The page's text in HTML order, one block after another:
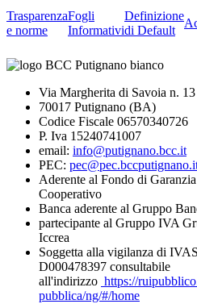
Trasparenza
e norme
Fogli
Informativi
Definizione
di Default
Via Margherita di Savoia n. 13
70017 Putignano (BA)
Codice Fiscale 06570340726
P. Iva 15240741007
email: info@putignano.bcc.it
PEC:
Aderente al Fondo di
Cooperativo
Banca aderente al Gruppo
partecipante al Gruppo IVA
Iccrea
Soggetta alla vigilanza di
D000478397 consultabile
all'indirizzo https://
pubblica/ng/#/home